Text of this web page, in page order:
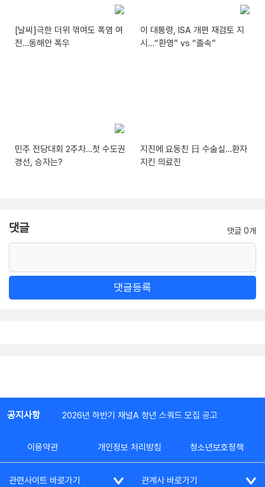
[날씨]극한 더위 꺾여도 폭염 여
전…동해안 폭우
이 대통령, ISA 개편 재검토 지
시…“환영” vs “졸속”
민주 전당대회 2주차…첫 수도권
경선, 승자는?
지진에 요동친 日 수술실…환자
지킨 의료진
댓글 댓글 0개
댓글등록
공지사항 2026년 하반기 채널A 청년 스쿼드 모집 공고
이용약관 개인정보 처리방침 청소년보호정책
관련사이트 바로가기 관계사 바로가기